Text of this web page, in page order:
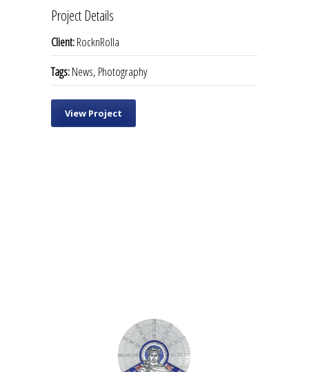
Project Details
Client:RocknRolla
Tags:News, Photography
View Project